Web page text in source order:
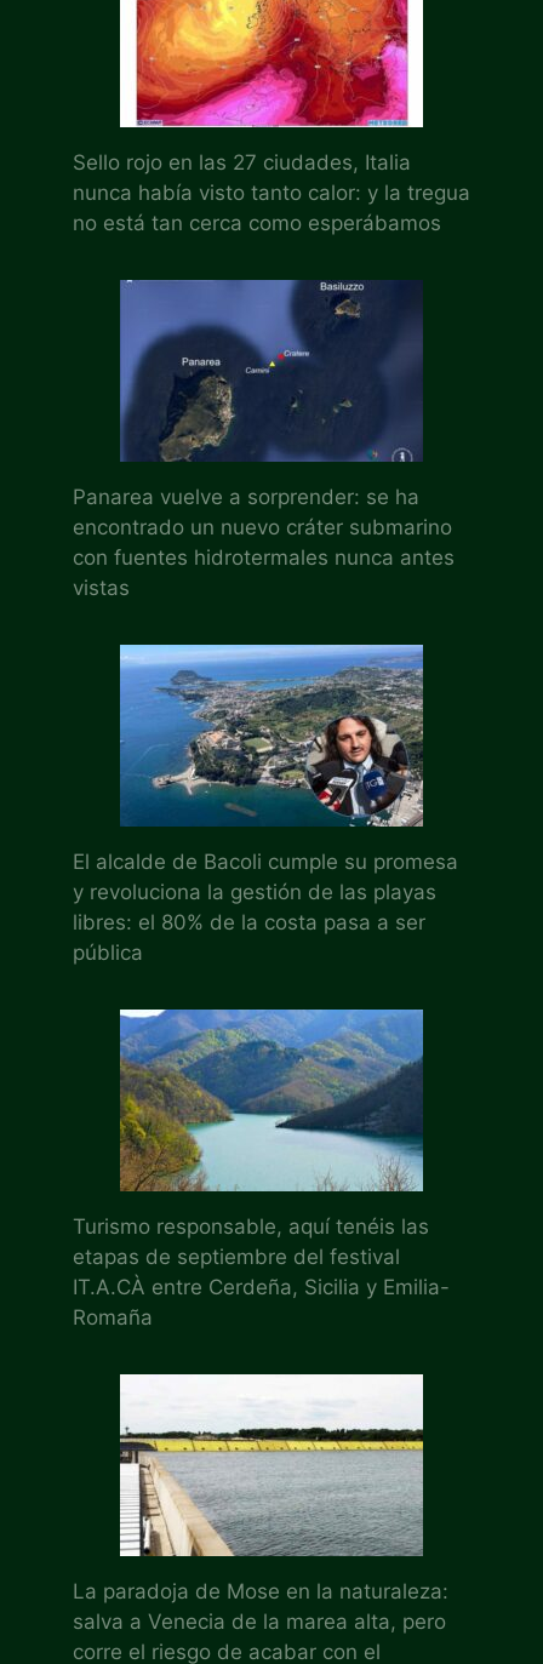
Sello rojo en las 27 ciudades, Italia
nunca había visto tanto calor: y la tregua
no está tan cerca como esperábamos
Panarea vuelve a sorprender: se ha
encontrado un nuevo cráter submarino
con fuentes hidrotermales nunca antes
vistas
El alcalde de Bacoli cumple su promesa
y revoluciona la gestión de las playas
libres: el 80% de la costa pasa a ser
pública
Turismo responsable, aquí tenéis las
etapas de septiembre del festival
IT.A.CÀ entre Cerdeña, Sicilia y Emilia-
Romaña
La paradoja de Mose en la naturaleza:
salva a Venecia de la marea alta, pero
corre el riesgo de acabar con el